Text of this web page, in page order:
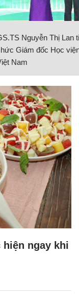
Nguyễn Thị Lan
Giám đốc Học
Nam
ngay khi